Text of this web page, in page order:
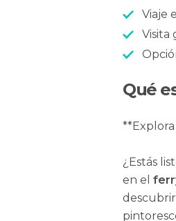
Viaje
Visita
Qué
¿Estás
en el